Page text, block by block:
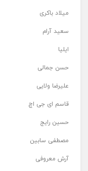
میلاد باکری
سعید آرام
ایلیا
حسن جمالی
علیرضا ولایی
قاسم ای جی اچ
حسین رایج
مصطفی سابین
آرش معروفی